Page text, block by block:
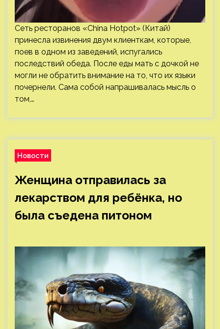
Сеть ресторанов «China Hotpot» (Китай)
принесла извинения двум клиенткам, которые,
поев в одном из заведений, испугались
последствий обеда. После еды мать с дочкой не
могли не обратить внимание на то, что их языки
почернели. Сама собой напрашивалась мысль о
том,…
Новости
Женщина отправилась за
лекарством для ребёнка, но
была съедена питоном